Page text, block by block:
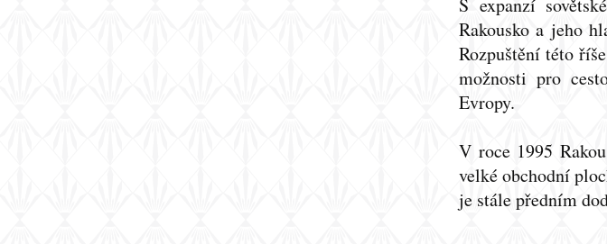
S expanzí
Rakousko a jeho
Rozpuštění této
možnosti pro
Evropy.
V roce 1995
velké obchodní
je stále předním